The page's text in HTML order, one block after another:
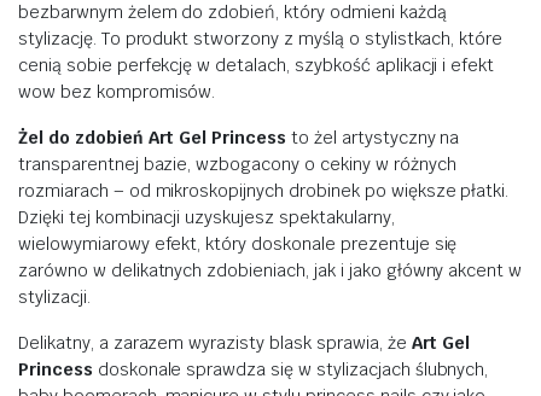
bezbarwnym żelem do zdobień, który odmieni każdą
stylizację. To produkt stworzony z myślą o stylistkach, które
cenią sobie perfekcję w detalach, szybkość aplikacji i efekt
wow bez kompromisów.
Żel do zdobień Art Gel Princess to żel artystyczny na
transparentnej bazie, wzbogacony o cekiny w różnych
rozmiarach – od mikroskopijnych drobinek po większe płatki.
Dzięki tej kombinacji uzyskujesz spektakularny,
wielowymiarowy efekt, który doskonale prezentuje się
zarówno w delikatnych zdobieniach, jak i jako główny akcent w
stylizacji.
Delikatny, a zarazem wyrazisty blask sprawia, że Art Gel
Princess doskonale sprawdza się w stylizacjach ślubnych,